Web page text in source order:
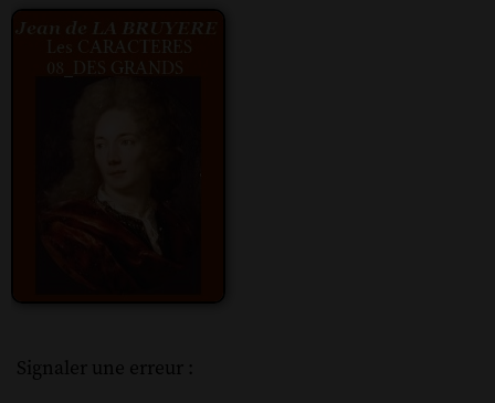
Signaler une erreur :